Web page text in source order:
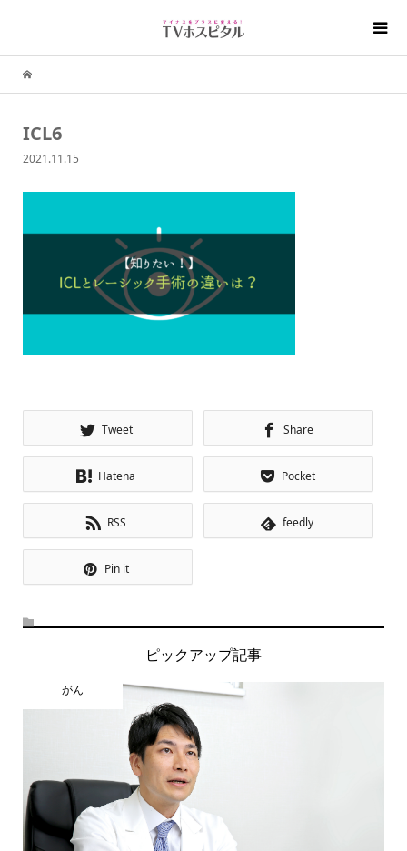
ICL6
2021.11.15
Tweet Share
Hatena Pocket
RSS feedly
Pin it
ピックアップ記事
がん